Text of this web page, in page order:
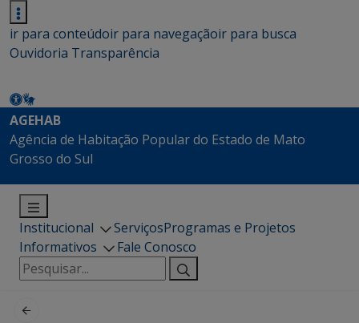
ir para conteúdoir para navegaçãoir para busca
Ouvidoria Transparência
AGEHAB
Agência de Habitação Popular do Estado de Mato
Grosso do Sul
Institucional ServiçosProgramas e Projetos
Informativos
Fale Conosco
Pesquisar
por: